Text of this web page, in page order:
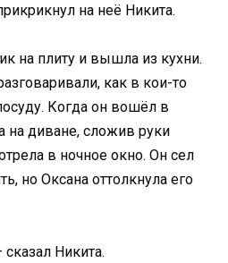
на неё Никита.
на плиту и вышла из кухни.
как в кои-то
Когда он вошёл в
на диване, сложив руки
в ночное окно. Он сел
но Оксана оттолкнула его
Никита.